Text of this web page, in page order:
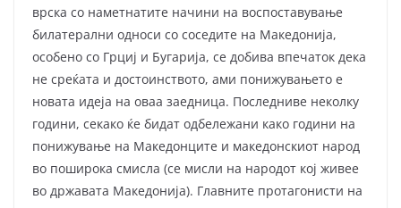
врска со наметнатите начини на воспоставување
билатерални односи со соседите на Македонија,
особено со Грциј и Бугарија, се добива впечаток дека
не среќата и достоинството, ами понижувањето е
новата идеја на оваа заедница. Последниве неколку
години, секако ќе бидат одбележани како години на
понижување на Македонците и македонскиот народ
во поширока смисла (се мисли на народот кој живее
во државата Македонија). Главните протагонисти на